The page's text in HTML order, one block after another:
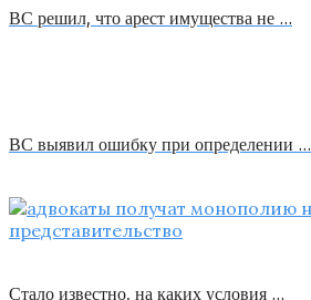
ВС решил, что арест имущества не …
ВС выявил ошибку при определении …
Стало известно, на каких условия …